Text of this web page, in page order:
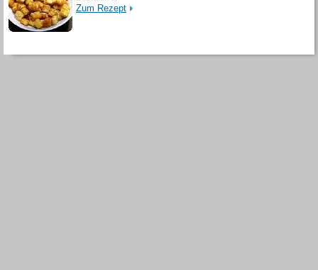
Zum Rezept